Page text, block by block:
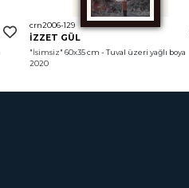
crn2006-129
İZZET GÜL
"İsimsiz" 60x35 cm - Tuval üzeri yağlı boya
2020